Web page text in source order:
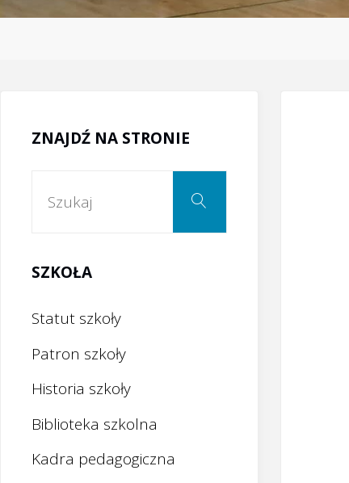
ZNAJDŹ NA STRONIE
Szukaj
SZKOŁA
Statut szkoły
Patron szkoły
Historia szkoły
Biblioteka szkolna
Kadra pedagogiczna